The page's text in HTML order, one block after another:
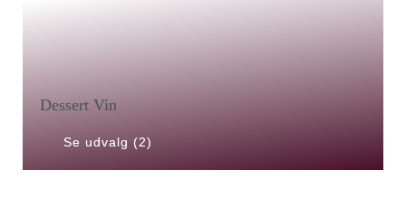
Dessert Vin
Se udvalg (2)